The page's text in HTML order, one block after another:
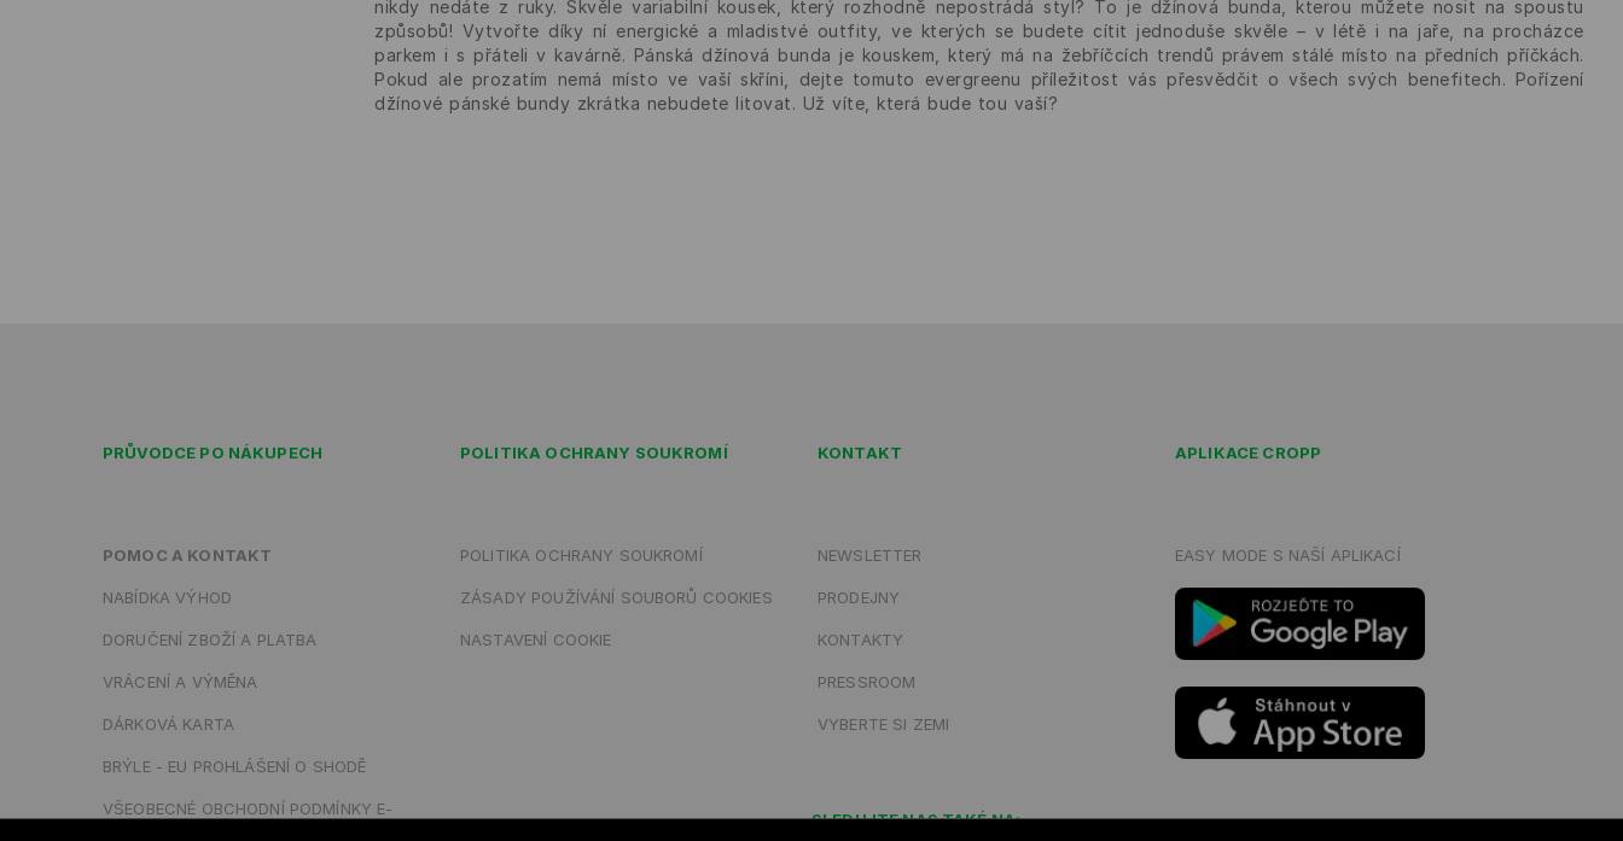
nikdy nedáte z ruky. Skvěle variabilní kousek, který rozhodně nepostrádá styl? To je džínová bunda, kterou můžete nosit na spoustu
způsobů! Vytvořte díky ní energické a mladistvé outfity, ve kterých se budete cítit jednoduše skvěle – v létě i na jaře, na procházce
parkem i s přáteli v kavárně. Pánská džínová bunda je kouskem, který má na žebříčcích trendů právem stálé místo na předních příčkách.
Pokud ale prozatím nemá místo ve vaší skříni, dejte tomuto evergreenu příležitost vás přesvědčit o všech svých benefitech. Pořízení
džínové pánské bundy zkrátka nebudete litovat. Už víte, která bude tou vaší?
PRŮVODCE PO NÁKUPECH
POMOC A KONTAKT
NABÍDKA VÝHOD
DORUČENÍ ZBOŽÍ A PLATBA
VRÁCENÍ A VÝMĚNA
DÁRKOVÁ KARTA
BRÝLE - EU PROHLÁŠENÍ O SHODĚ
VŠEOBECNÉ OBCHODNÍ PODMÍNKY E-
POLITIKA OCHRANY SOUKROMÍ
POLITIKA OCHRANY SOUKROMÍ
ZÁSADY POUŽÍVÁNÍ SOUBORŮ COOKIES
NASTAVENÍ COOKIE
KONTAKT
NEWSLETTER
PRODEJNY
KONTAKTY
PRESSROOM
VYBERTE SI ZEMI
APLIKACE CROPP
EASY MODE S NAŠÍ APLIKACÍ
SLEDUJTE NAS TAKÉ NA: